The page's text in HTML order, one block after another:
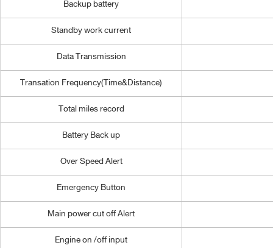
Backup battery
Standby work current
Data Transmission
Transation Frequency(Time&Distance)
Total miles record
Battery Back up
Over Speed Alert
Emergency Button
Main power cut off Alert
Engine on /off input